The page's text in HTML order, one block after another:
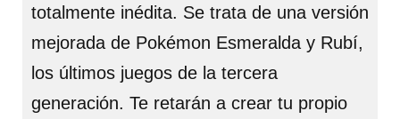
totalmente inédita. Se trata de una versión
mejorada de Pokémon Esmeralda y Rubí,
los últimos juegos de la tercera
generación. Te retarán a crear tu propio